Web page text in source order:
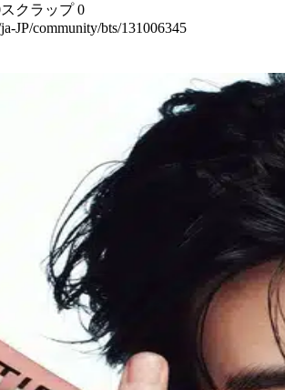
スクラップ 0
JP/community/bts/131006345